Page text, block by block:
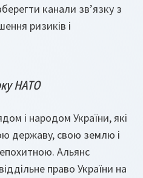
канали зв’язку з
ризиків і
НАТО
і народом України, які
державу, свою землю і
Альянс
право України на